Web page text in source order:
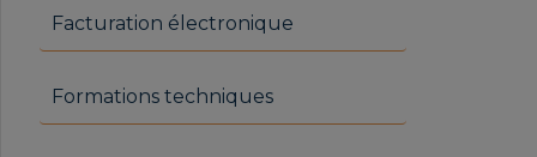
Facturation électronique
Formations techniques